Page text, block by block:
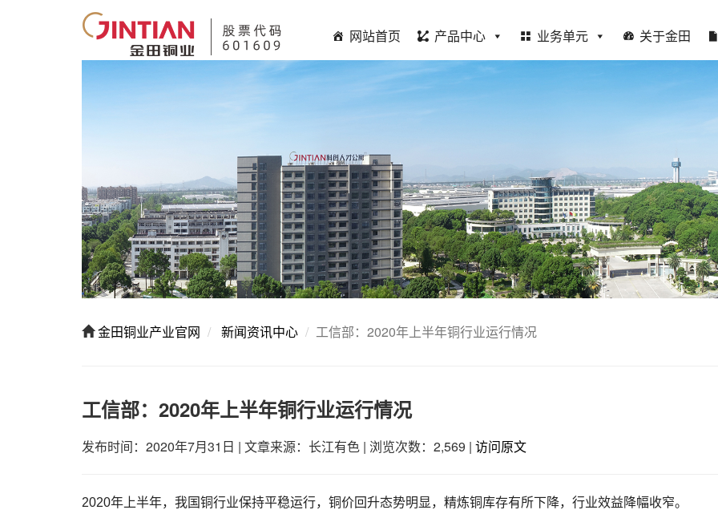
网站首页 产品中心 业务单元 关于金田
金田铜业产业官网 新闻资讯中心 工信部：2020年上半年铜行业运行情况
工信部：2020年上半年铜行业运行情况
发布时间：2020年7月31日 | 文章来源：长江有色 | 浏览次数：2,569 | 访问原文
2020年上半年，我国铜行业保持平稳运行，铜价回升态势明显，精炼铜库存有所下降，行业效益降幅收窄。